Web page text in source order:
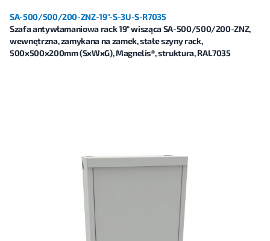
SA-500/500/200-ZNZ-19"-S-3U-S-R7035
Szafa antywłamaniowa rack 19" wisząca SA-500/500/200-ZNZ,
wewnętrzna, zamykana na zamek, stałe szyny rack,
500x500x200mm (SxWxG), Magnelis®, struktura, RAL7035